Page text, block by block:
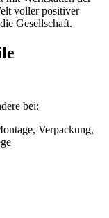
voller positiver
Gesellschaft.
bei:
Verpackung,